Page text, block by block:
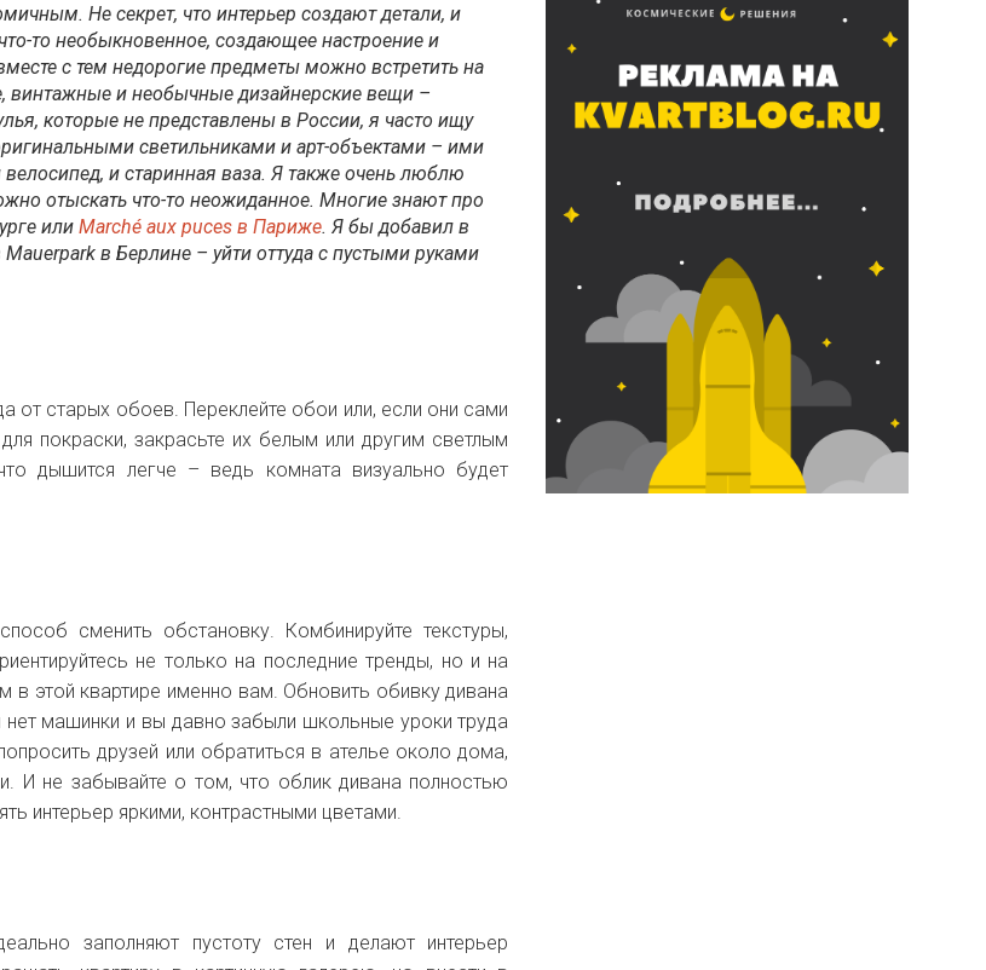
Не секрет, что интерьер создают детали, и
то необыкновенное, создающее настроение и
с тем недорогие предметы можно встретить на
винтажные и необычные дизайнерские вещи –
которые не представлены в России, я часто ищу
светильниками и арт-объектами – ими
велосипед, и старинная ваза. Я также очень люблю
отыскать что-то неожиданное. Многие знают про
илиMarché aux puces в Париже. Я бы добавил в
в Берлине – уйти оттуда с пустыми руками
от старых обоев. Переклейте обои или, если они сами
покраски, закрасьте их белым или другим светлым
дышится легче – ведь комната визуально будет
сменить обстановку. Комбинируйте текстуры,
не только на последние тренды, но и на
этой квартире именно вам. Обновить обивку дивана
машинки и вы давно забыли школьные уроки труда
друзей или обратиться в ателье около дома,
И не забывайте о том, что облик дивана полностью
интерьер яркими, контрастными цветами.
заполняют пустоту стен и делают интерьер